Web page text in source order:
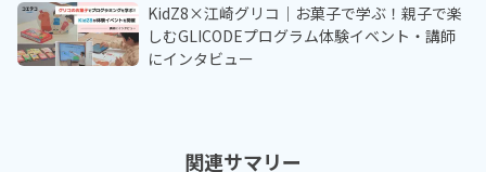
KidZ8×江崎グリコ｜お菓子で学ぶ！親子で楽
しむGLICODEプログラム体験イベント・講師
にインタビュー
関連サマリー